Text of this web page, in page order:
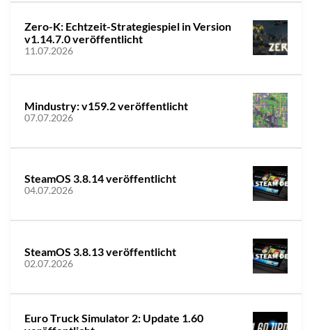
Zero-K: Echtzeit-Strategiespiel in Version
v1.14.7.0 veröffentlicht
11.07.2026
Mindustry: v159.2 veröffentlicht
07.07.2026
SteamOS 3.8.14 veröffentlicht
04.07.2026
SteamOS 3.8.13 veröffentlicht
02.07.2026
Euro Truck Simulator 2: Update 1.60